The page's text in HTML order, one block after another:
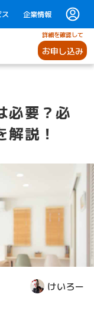
企業情報
詳細を確認して
お申し込み
必要？必
説！
けいろー